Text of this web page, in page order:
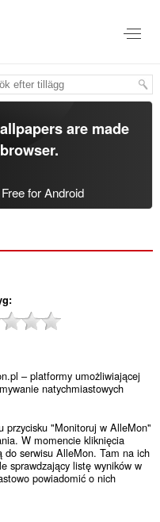
are made
.
Free for Android
– platformy umożliwiającej
natychmiastowych
przycisku "Monitoruj w AlleMon"
W momencie kliknięcia
do serwisu AlleMon. Tam na ich
sprawdzający listę wyników w
powiadomić o nich